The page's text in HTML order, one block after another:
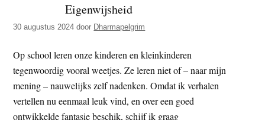
z
e
s
i
t
e
e
d
e
z
e
s
Eigenwijsheid
30 augustus 2024 door Dharmapelgrim
Op school leren onze kinderen en kleinkinderen
tegenwoordig vooral weetjes. Ze leren niet of – naar mijn
mening – nauwelijks zelf nadenken. Omdat ik verhalen
vertellen nu eenmaal leuk vind, en over een goed
ontwikkelde fantasie beschik, schijf ik graag